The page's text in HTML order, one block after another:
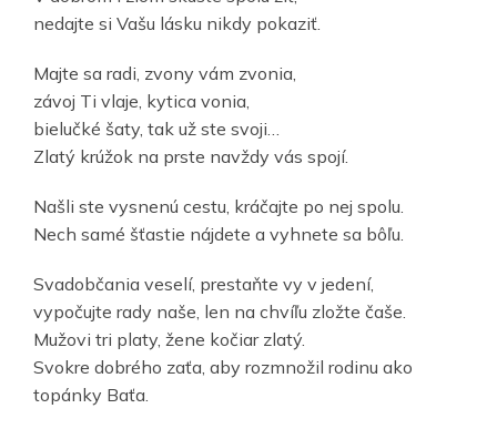
nedajte si Vašu lásku nikdy pokaziť.
Majte sa radi, zvony vám zvonia,
závoj Ti vlaje, kytica vonia,
bielučké šaty, tak už ste svoji…
Zlatý krúžok na prste navždy vás spojí.
Našli ste vysnenú cestu, kráčajte po nej spolu.
Nech samé šťastie nájdete a vyhnete sa bôľu.
Svadobčania veselí, prestaňte vy v jedení,
vypočujte rady naše, len na chvíľu zložte čaše.
Mužovi tri platy, žene kočiar zlatý.
Svokre dobrého zaťa, aby rozmnožil rodinu ako
topánky Baťa.